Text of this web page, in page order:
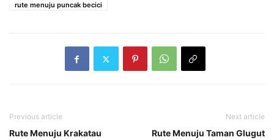
rute menuju puncak becici
Previous article
Rute Menuju Krakatau
Next article
Rute Menuju Taman Glugut